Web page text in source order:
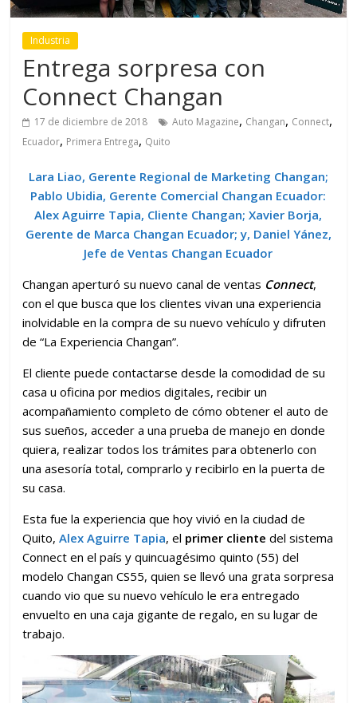
Industria
Entrega sorpresa con
Connect Changan
17 de diciembre de 2018 Auto Magazine, Changan, Connect,
Ecuador, Primera Entrega, Quito
Lara Liao, Gerente Regional de Marketing Changan;
Pablo Ubidia, Gerente Comercial Changan Ecuador:
Alex Aguirre Tapia, Cliente Changan; Xavier Borja,
Gerente de Marca Changan Ecuador; y, Daniel Yánez,
Jefe de Ventas Changan Ecuador
Changan aperturó su nuevo canal de ventas Connect,
con el que busca que los clientes vivan una experiencia
inolvidable en la compra de su nuevo vehículo y difruten
de “La Experiencia Changan”.
El cliente puede contactarse desde la comodidad de su
casa u oficina por medios digitales, recibir un
acompañamiento completo de cómo obtener el auto de
sus sueños, acceder a una prueba de manejo en donde
quiera, realizar todos los trámites para obtenerlo con
una asesoría total, comprarlo y recibirlo en la puerta de
su casa.
Esta fue la experiencia que hoy vivió en la ciudad de
Quito,Alex Aguirre Tapia, el primer cliente del sistema
Connect en el país y quincuagésimo quinto (55) del
modelo Changan CS55, quien se llevó una grata sorpresa
cuando vio que su nuevo vehículo le era entregado
envuelto en una caja gigante de regalo, en su lugar de
trabajo.